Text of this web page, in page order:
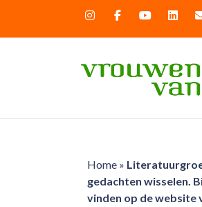
Home»
gedachten wisselen.
vinden op de